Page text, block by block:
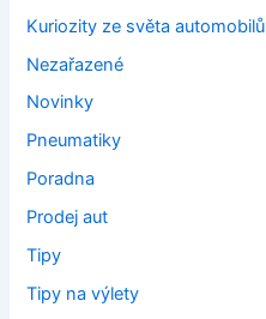
Kuriozity ze světa automobilů
Nezařazené
Novinky
Pneumatiky
Poradna
Prodej aut
Tipy
Tipy na výlety